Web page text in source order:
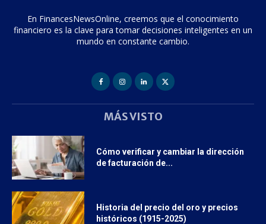
En FinancesNewsOnline, creemos que el conocimiento
financiero es la clave para tomar decisiones inteligentes en un
mundo en constante cambio.
MÁS VISTO
Cómo verificar y cambiar la dirección
de facturación de...
Historia del precio del oro y precios
históricos (1915-2025)